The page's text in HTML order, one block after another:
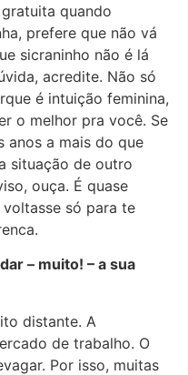
quando
prefere que não vá
sicraninho não é lá
acredite. Não só
é intuição feminina,
o melhor pra você. Se
anos a mais do que
situação de outro
ouça. É quase
só para te
– muito! – a sua
distante. A
de trabalho. O
Por isso, muitas